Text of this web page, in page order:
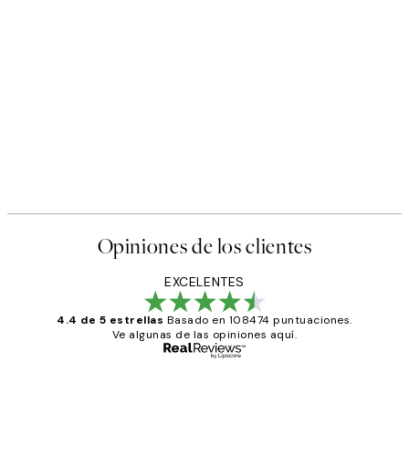
Opiniones de los clientes
EXCELENTES
4.4 de 5 estrellas Basado en 108474 puntuaciones.
Ve algunas de las opiniones aquí.